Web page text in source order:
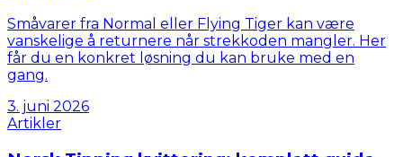
Småvarer fra Normal eller Flying Tiger kan være
vanskelige å returnere når strekkoden mangler. Her
får du en konkret løsning du kan bruke med en
gang.
3. juni 2026
Artikler